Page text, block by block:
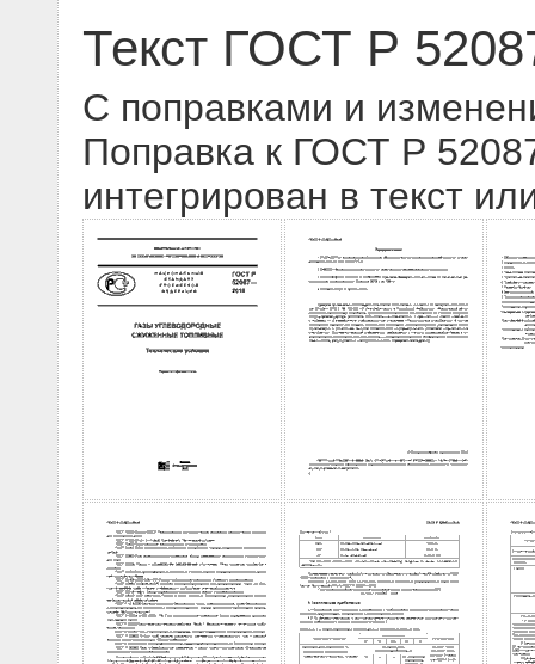
Текст ГОСТ Р
С поправками и
Поправка к ГОСТ Р
интегрирован в текст